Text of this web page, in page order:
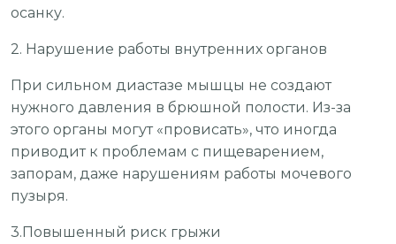
осанку.
2. Нарушение работы внутренних органов
При сильном диастазе мышцы не создают
нужного давления в брюшной полости. Из-за
этого органы могут «провисать», что иногда
приводит к проблемам с пищеварением,
запорам, даже нарушениям работы мочевого
пузыря.
3.Повышенный риск грыжи